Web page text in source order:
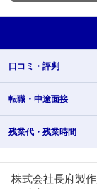
口コミ・ 評判
転職・ 中途面接
残業代・ 残業時間
株式会社長府製